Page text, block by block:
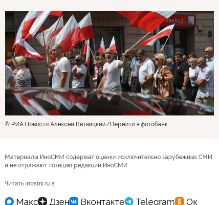
© РИА Новости Алексей Витвицкий Перейти в фотобанк
Материалы ИноСМИ содержат оценки исключительно зарубежных СМИ
и не отражают позицию редакции ИноСМИ
Читать inosmi.ru в